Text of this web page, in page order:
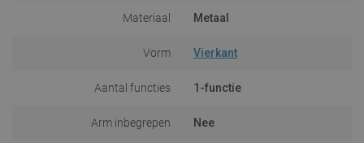
Materiaal Metaal
Vorm Vierkant
Aantal functies 1-functie
Arm inbegrepen Nee